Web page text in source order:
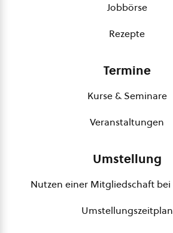
Jobbörse
Rezepte
Termine
Kurse & Seminare
Veranstaltungen
Umstellung
Nutzen einer Mitgliedschaft bei
Umstellungszeitplan